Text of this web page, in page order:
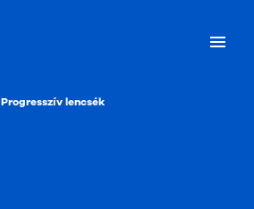
Progresszív lencsék